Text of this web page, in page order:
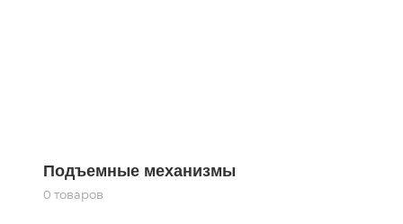
Подъемные механизмы
0 товаров